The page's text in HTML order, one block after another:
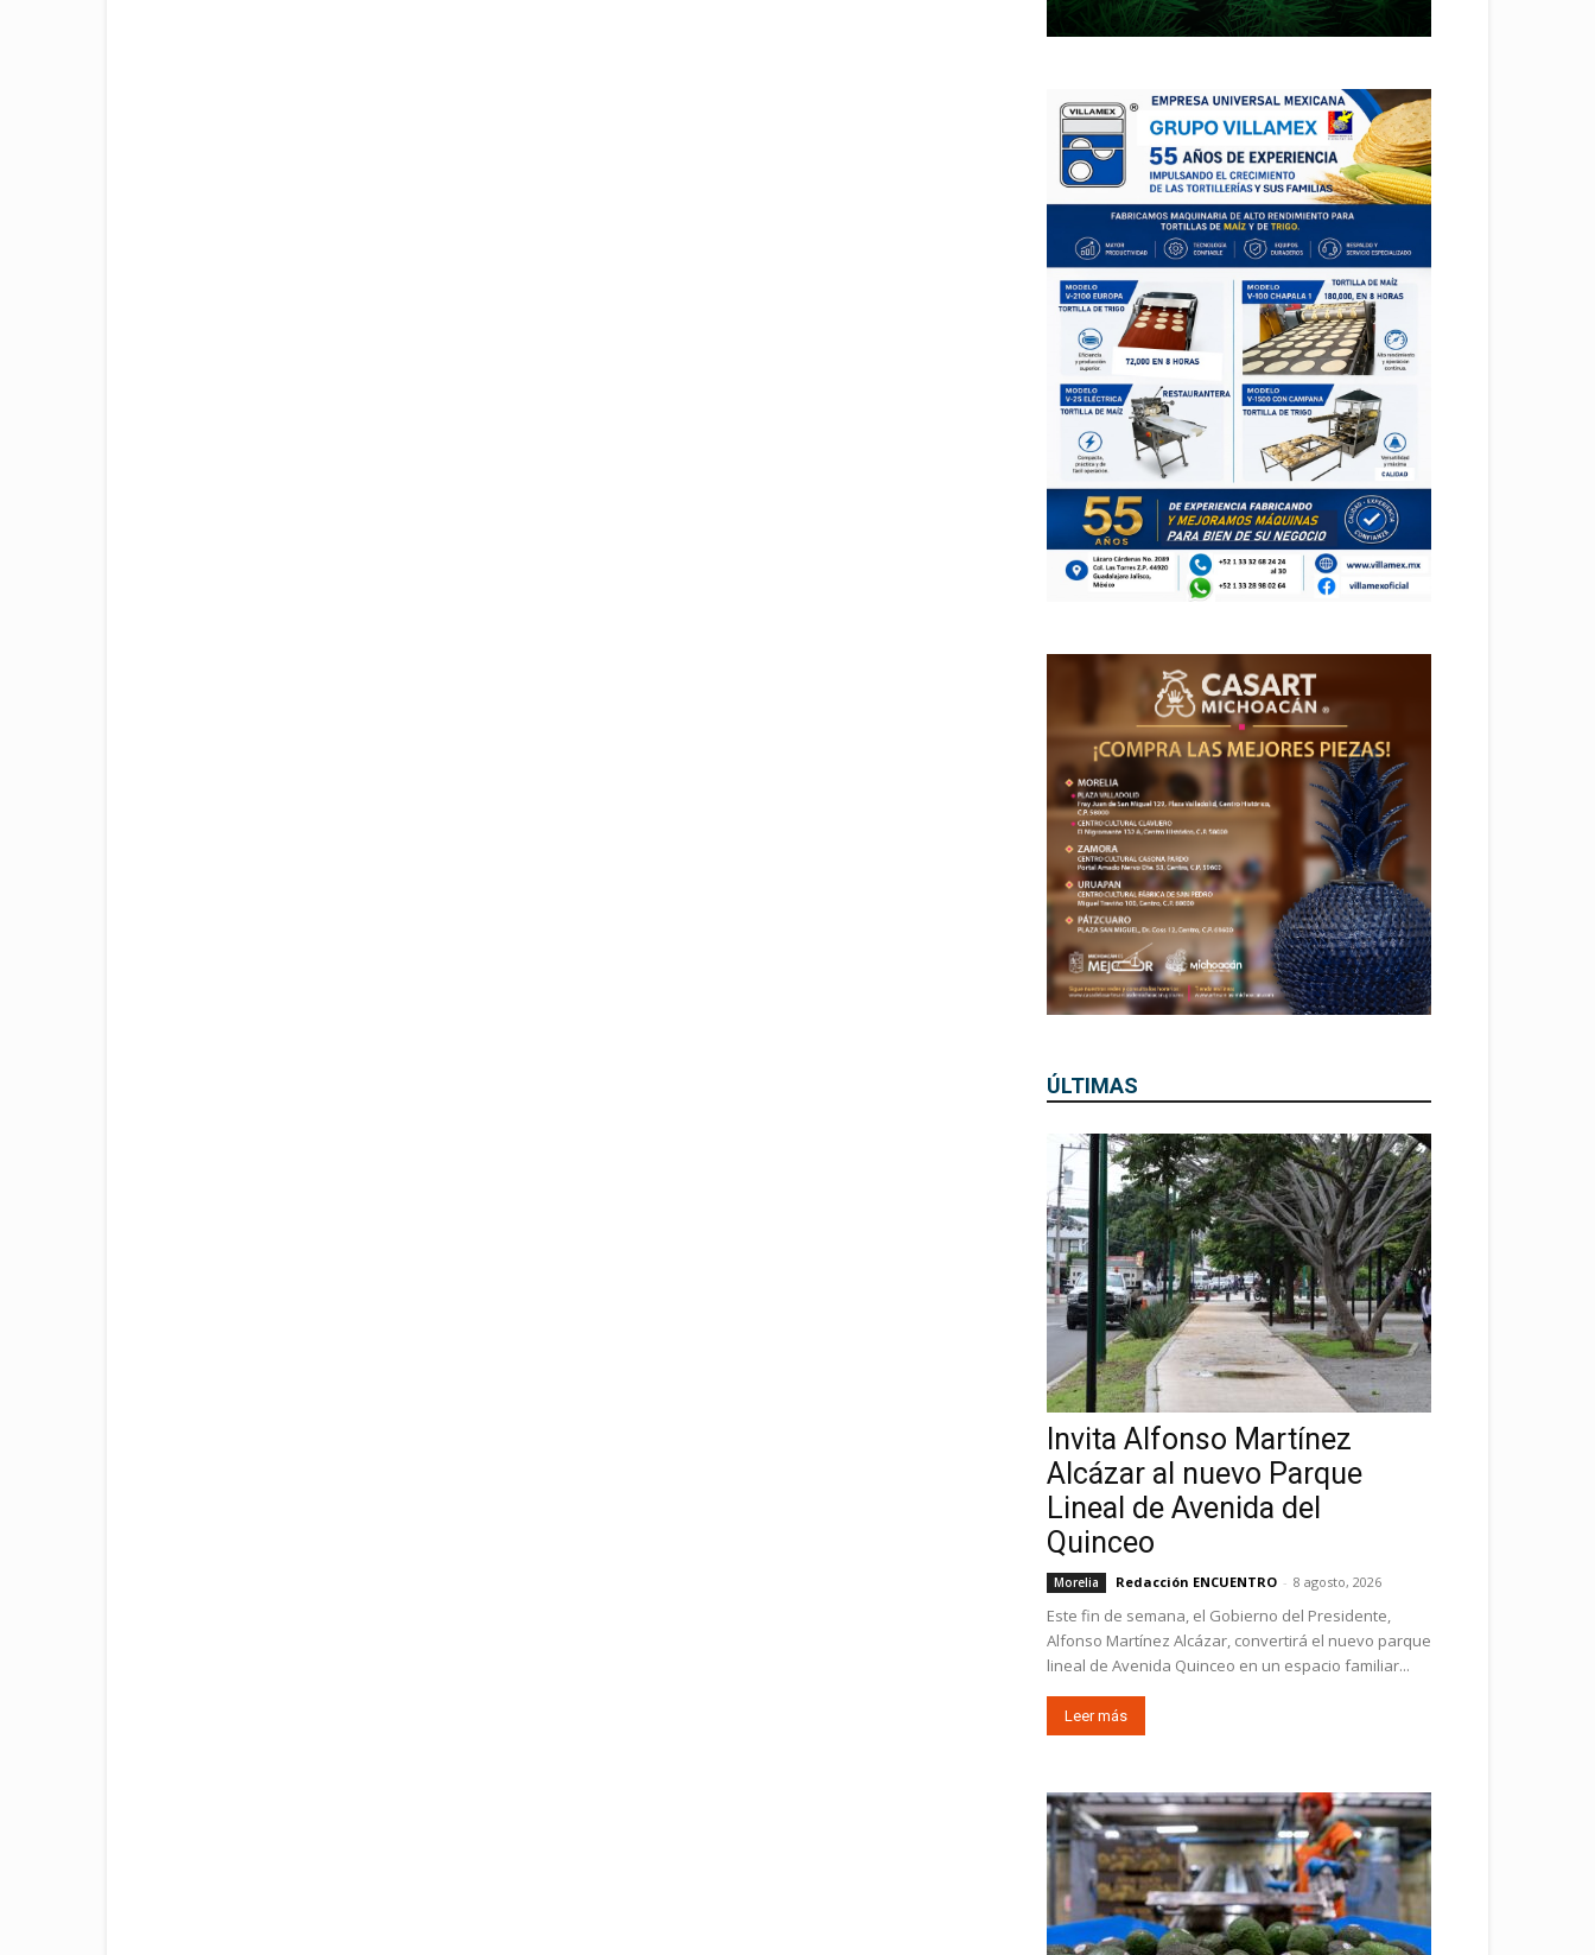
ÚLTIMAS
Invita Alfonso Martínez
Alcázar al nuevo Parque
Lineal de Avenida del
Quinceo
Morelia Redacción ENCUENTRO - 8 agosto, 2026
Este fin de semana, el Gobierno del Presidente,
Alfonso Martínez Alcázar, convertirá el nuevo parque
lineal de Avenida Quinceo en un espacio familiar...
Leer más